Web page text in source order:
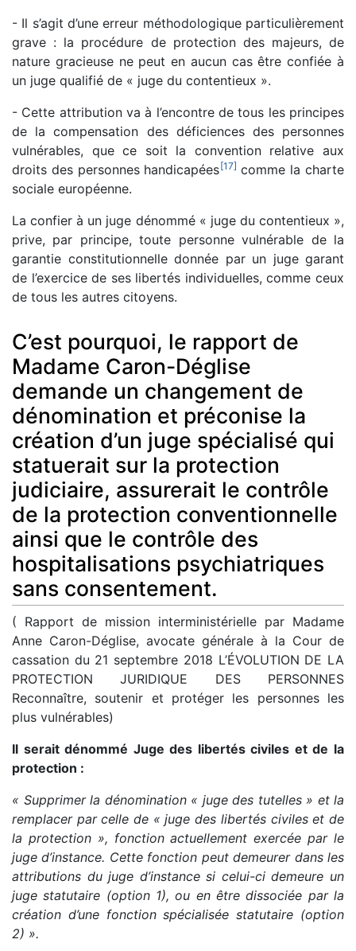
- Il s’agit d’une erreur méthodologique particulièrement
grave : la procédure de protection des majeurs, de
nature gracieuse ne peut en aucun cas être confiée à
un juge qualifié de « juge du contentieux ».
- Cette attribution va à l’encontre de tous les principes
de la compensation des déficiences des personnes
vulnérables, que ce soit la convention relative aux
droits des personnes handicapées[17] comme la charte
sociale européenne.
La confier à un juge dénommé « juge du contentieux »,
prive, par principe, toute personne vulnérable de la
garantie constitutionnelle donnée par un juge garant
de l’exercice de ses libertés individuelles, comme ceux
de tous les autres citoyens.
C’est pourquoi, le rapport de
Madame Caron-Déglise
demande un changement de
dénomination et préconise la
création d’un juge spécialisé qui
statuerait sur la protection
judiciaire, assurerait le contrôle
de la protection conventionnelle
ainsi que le contrôle des
hospitalisations psychiatriques
sans consentement.
( Rapport de mission interministérielle par Madame
Anne Caron-Déglise, avocate générale à la Cour de
cassation du 21 septembre 2018 L’ÉVOLUTION DE LA
PROTECTION JURIDIQUE DES PERSONNES
Reconnaître, soutenir et protéger les personnes les
plus vulnérables)
Il serait dénommé Juge des libertés civiles et de la
protection :
« Supprimer la dénomination « juge des tutelles » et la
remplacer par celle de « juge des libertés civiles et de
la protection », fonction actuellement exercée par le
juge d’instance. Cette fonction peut demeurer dans les
attributions du juge d’instance si celui-ci demeure un
juge statutaire (option 1), ou en être dissociée par la
création d’une fonction spécialisée statutaire (option
2) ».